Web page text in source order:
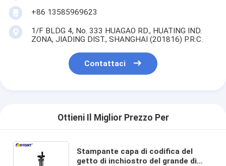
+86 13585969623
1/F BLDG 4, No. 333 HUAGAO RD., HUATING IND.
ZONA, JIADING DIST., SHANGHAI (201816) P.R.C.
Contattaci
Ottieni Il Miglior Prezzo Per
Stampante capa di codifica del
getto di inchiostro del grande di